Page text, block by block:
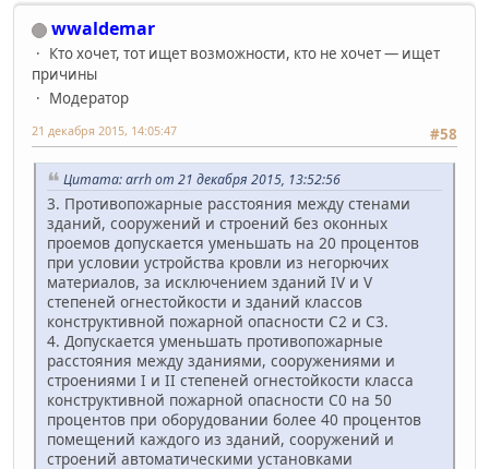
wwaldemar
Кто хочет, тот ищет возможности, кто не хочет — ищет
причины
Модератор
#58
21 декабря 2015, 14:05:47
Цитата: arrh от 21 декабря 2015, 13:52:56
3. Противопожарные расстояния между стенами
зданий, сооружений и строений без оконных
проемов допускается уменьшать на 20 процентов
при условии устройства кровли из негорючих
материалов, за исключением зданий IV и V
степеней огнестойкости и зданий классов
конструктивной пожарной опасности С2 и С3.
4. Допускается уменьшать противопожарные
расстояния между зданиями, сооружениями и
строениями I и II степеней огнестойкости класса
конструктивной пожарной опасности С0 на 50
процентов при оборудовании более 40 процентов
помещений каждого из зданий, сооружений и
строений автоматическими установками